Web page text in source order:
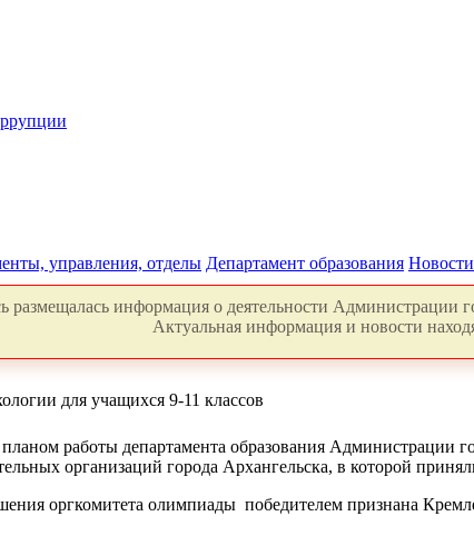
управления, отделы Департамент образования Новости
размещалась информация о деятельности Администрации
Актуальная информация и новости
для учащихся 9-11 классов
работы департамента образования Администрации
организаций города Архангельска, в которой
оргкомитета олимпиады победителем признана